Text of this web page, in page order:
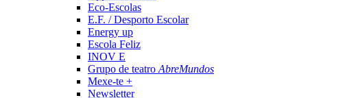
Eco-Escolas
E.F. / Desporto Escolar
Energy up
Escola Feliz
INOV E
Grupo de teatro AbreMundos
Mexe-te +
Newsletter